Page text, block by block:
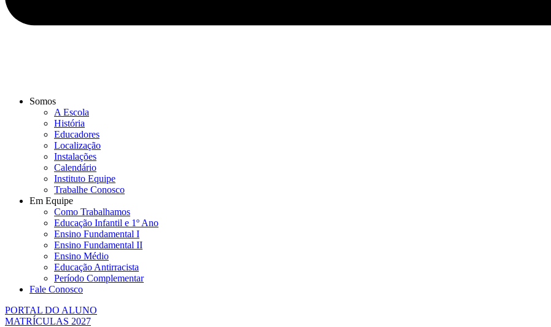
Somos
A Escola
História
Educadores
Localização
Instalações
Calendário
Instituto Equipe
Trabalhe Conosco
Em Equipe
Como Trabalhamos
Educação Infantil e 1º Ano
Ensino Fundamental I
Ensino Fundamental II
Ensino Médio
Educação Antirracista
Período Complementar
Fale Conosco
PORTAL DO ALUNO
MATRÍCULAS 2027